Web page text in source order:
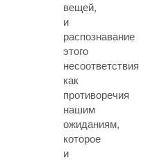
вещей,
и
распознавание
этого
несоответствия
как
противоречия
нашим
ожиданиям,
которое
и